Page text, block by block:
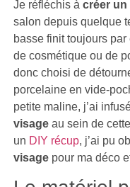
Je réfléchis àcréer
salon depuis quelque
basse finit toujours
de cosmétique ou de
donc choisi de
porcelaine en vide-
petite maline, j’ai
visage au sein de
un DIY récup, j’ai pu
visage pour ma déco